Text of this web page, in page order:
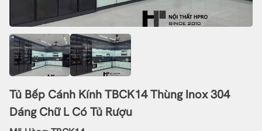
Tủ Bếp Cánh Kính TBCK14 Thùng Inox 304
Dáng Chữ L Có Tủ Rượu